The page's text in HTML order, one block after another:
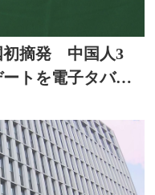
初摘発 中国人3
トを電子タバコ